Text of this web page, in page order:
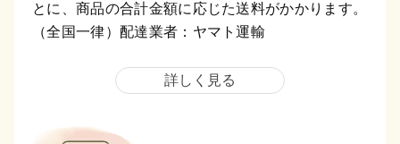
とに、商品の合計金額に応じた送料がかかります。
（全国一律）配達業者：ヤマト運輸
詳しく見る